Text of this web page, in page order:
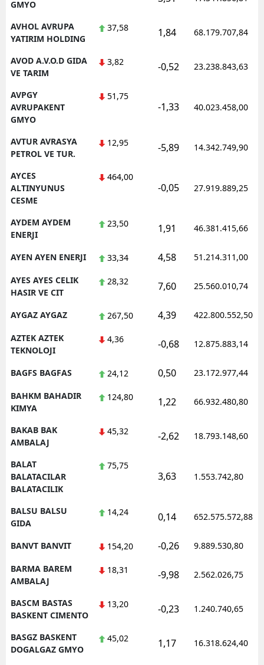
GMYO
AVHOL AVRUPA
YATIRIM HOLDING
37,58 1,84 68.179.707,84
AVOD A.V.O.D GIDA
VE TARIM
3,82 -0,52 23.238.843,63
AVPGY
AVRUPAKENT
GMYO
51,75
-1,33 40.023.458,00
AVTUR AVRASYA
PETROL VE TUR.
12,95 -5,89 14.342.749,90
AYCES
ALTINYUNUS
CESME
464,00
-0,05 27.919.889,25
AYDEM AYDEM
ENERJI
23,50 1,91 46.381.415,66
AYEN AYEN ENERJI 33,34 4,58 51.214.311,00
AYES AYES CELIK
HASIR VE CIT
28,32 7,60 25.560.010,74
AYGAZ AYGAZ 267,50 4,39 422.800.552,50
AZTEK AZTEK
TEKNOLOJI
4,36 -0,68 12.875.883,14
BAGFS BAGFAS 24,12 0,50 23.172.977,44
BAHKM BAHADIR
KIMYA
124,80 1,22 66.932.480,80
BAKAB BAK
AMBALAJ
45,32 -2,62 18.793.148,60
BALAT
BALATACILAR
BALATACILIK
75,75
3,63 1.553.742,80
BALSU BALSU
GIDA
14,24 0,14 652.575.572,88
BANVT BANVIT 154,20 -0,26 9.889.530,80
BARMA BAREM
AMBALAJ
18,31 -9,98 2.562.026,75
BASCM BASTAS
BASKENT CIMENTO
13,20 -0,23 1.240.740,65
BASGZ BASKENT
DOGALGAZ GMYO
45,02 1,17 16.318.624,40